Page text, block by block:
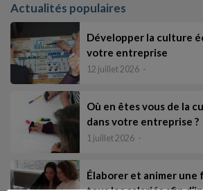
Actualités populaires
Développer la culture
votre entreprise
12 juillet 2026
Où en êtes vous de la
dans votre entreprise ?
1 juillet 2026
Élaborer et animer